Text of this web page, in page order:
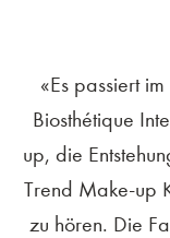
«Es passiert
Biosthétique
up, die
Trend Make-up
zu hören. Die